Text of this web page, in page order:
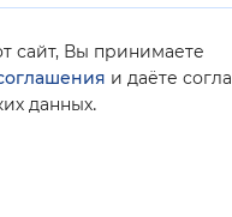
сайт, Вы принимаете
и даёте
данных.